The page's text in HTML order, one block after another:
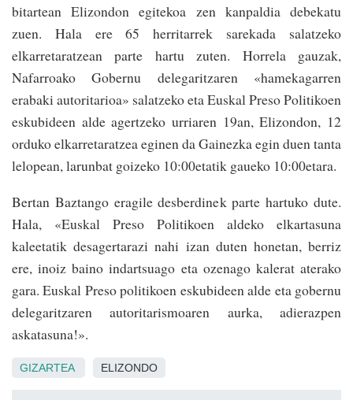
bitartean Elizondon egitekoa zen kanpaldia debekatu
zuen. Hala ere 65 herritarrek sarekada salatzeko
elkarretaratzean parte hartu zuten. Horrela gauzak,
Nafarroako Gobernu delegaritzaren «hamekagarren
erabaki autoritarioa» salatzeko eta Euskal Preso Politikoen
eskubideen alde agertzeko urriaren 19an, Elizondon, 12
orduko elkarretaratzea eginen da Gainezka egin duen tanta
lelopean, larunbat goizeko 10:00etatik gaueko 10:00etara.
Bertan Baztango eragile desberdinek parte hartuko dute.
Hala, «Euskal Preso Politikoen aldeko elkartasuna
kaleetatik desagertarazi nahi izan duten honetan, berriz
ere, inoiz baino indartsuago eta ozenago kalerat aterako
gara. Euskal Preso politikoen eskubideen alde eta gobernu
delegaritzaren autoritarismoaren aurka, adierazpen
askatasuna!».
GIZARTEA ELIZONDO